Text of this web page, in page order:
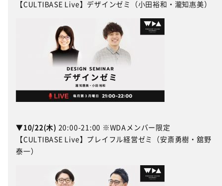
【CULTIBASE Live】デザインゼミ（小田裕和・瀧知惠美）
▼10/22(木) 20:00-21:00 ※WDAメンバー限定
【CULTIBASE Live】プレイフル経営ゼミ（安斎勇樹・舘野
泰一）